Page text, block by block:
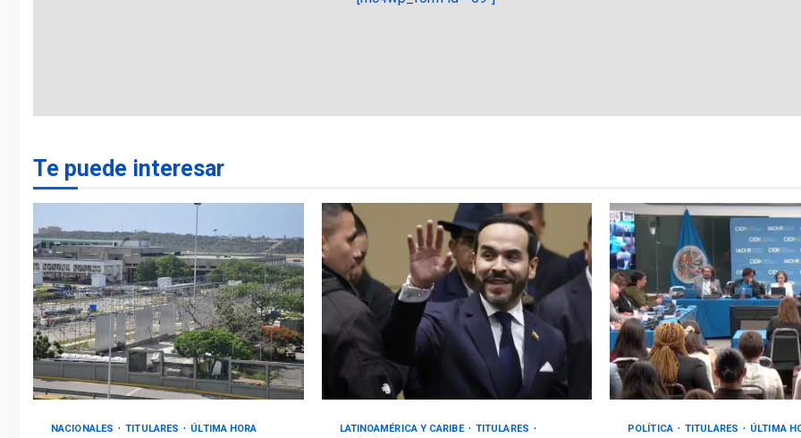
Te puede interesar
NACIONALES TITULARES ÚLTIMA HORA LATINOAMÉRICA Y CARIBE
TITULARES
POLÍTICA TITULARES ÚLTIMA